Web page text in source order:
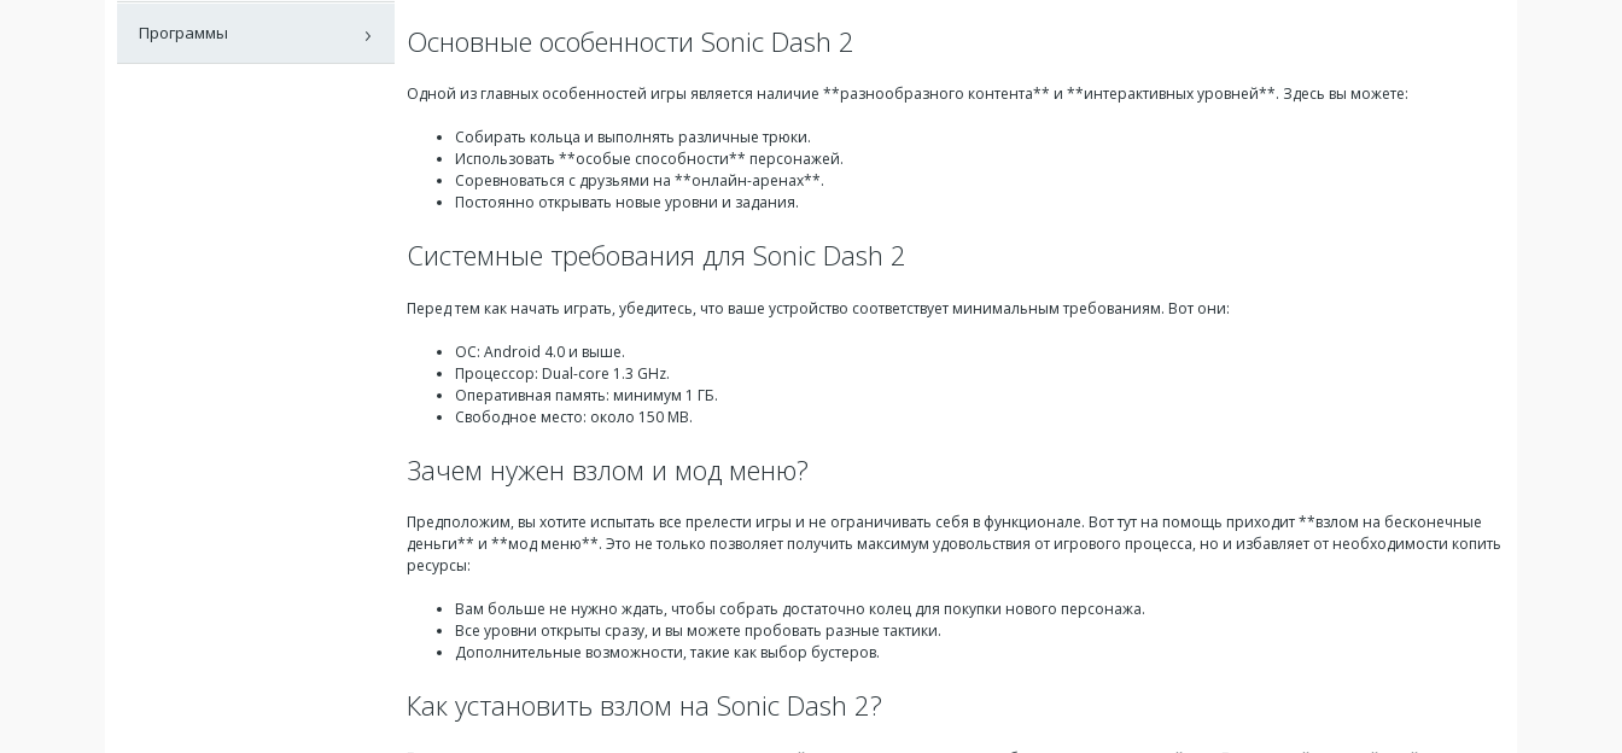
Основные особенности Sonic Dash 2
Одной из главных особенностей игры является наличие **разнообразного контента** и **интерактивных уровней**. Здесь вы можете:
Собирать кольца и выполнять различные трюки.
Использовать **особые способности** персонажей.
Соревноваться с друзьями на **онлайн-аренах**.
Постоянно открывать новые уровни и задания.
Системные требования для Sonic Dash 2
Перед тем как начать играть, убедитесь, что ваше устройство соответствует минимальным требованиям. Вот они:
ОС: Android 4.0 и выше.
Процессор: Dual-core 1.3 GHz.
Оперативная память: минимум 1 ГБ.
Свободное место: около 150 MB.
Зачем нужен взлом и мод меню?
Предположим, вы хотите испытать все прелести игры и не ограничивать себя в функционале. Вот тут на помощь приходит **взлом на бесконечные
деньги** и **мод меню**. Это не только позволяет получить максимум удовольствия от игрового процесса, но и избавляет от необходимости копить
ресурсы:
Вам больше не нужно ждать, чтобы собрать достаточно колец для покупки нового персонажа.
Все уровни открыты сразу, и вы можете пробовать разные тактики.
Дополнительные возможности, такие как выбор бустеров.
Как установить взлом на Sonic Dash 2?
Программы